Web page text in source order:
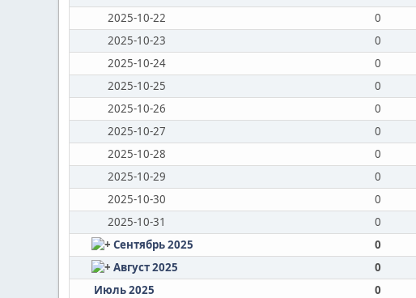
2025-10-22
0
2025-10-23
0
2025-10-24
0
2025-10-25
0
2025-10-26
0
2025-10-27
0
2025-10-28
0
2025-10-29
0
2025-10-30
0
2025-10-31
0
Сентябрь 2025
0
Август 2025
0
Июль 2025
0